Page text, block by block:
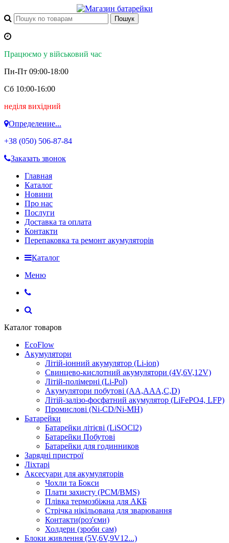
Працюємо у військовий час
Пн-Пт 09:00-18:00
Сб 10:00-16:00
неділя вихідний
Определение...
+38 (050) 506-87-84
Заказать звонок
Главная
Каталог
Новини
Про нас
Послуги
Доставка та оплата
Контакти
Перепаковка та ремонт акумуляторів
Каталог
Меню
Каталог товаров
EcoFlow
Акумулятори
Літій-іонний акумулятор (Li-ion)
Свинцево-кислотний акумулятори (4V,6V,12V)
Літій-полімерні (Li-Pol)
Акумулятори побутові (AA,AAA,C,D)
Літій-залізо-фосфатний акумулятор (LiFePO4, LFP)
Промислові (Ni-CD/Ni-MH)
Батарейки
Батарейки літієві (LiSOCl2)
Батарейки Побутові
Батарейки для годинников
Зарядні пристрої
Ліхтарі
Аксесуари для акумуляторів
Чохли та Бокси
Плати захисту (PCM/BMS)
Плівка термозбіжна для АКБ
Стрічка нікільована для зварювання
Контакти(роз'єми)
Холдери (зроби сам)
Блоки живлення (5V,6V,9V12...)